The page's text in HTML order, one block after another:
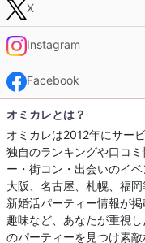
X
Instagram
Facebook
オミカレとは？
オミカレは2012年にサー
独自のランキングや口コ
ー・街コン・出会いのイ
大阪、名古屋、札幌、福
新婚活パーティー情報が
趣味など、あなたが重視
のパーティーを見つけ素敵